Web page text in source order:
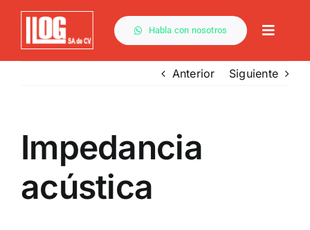
Saltar
contenido
Habla con nosotros
Toggle
Anterior Siguiente
Impedancia
acústica